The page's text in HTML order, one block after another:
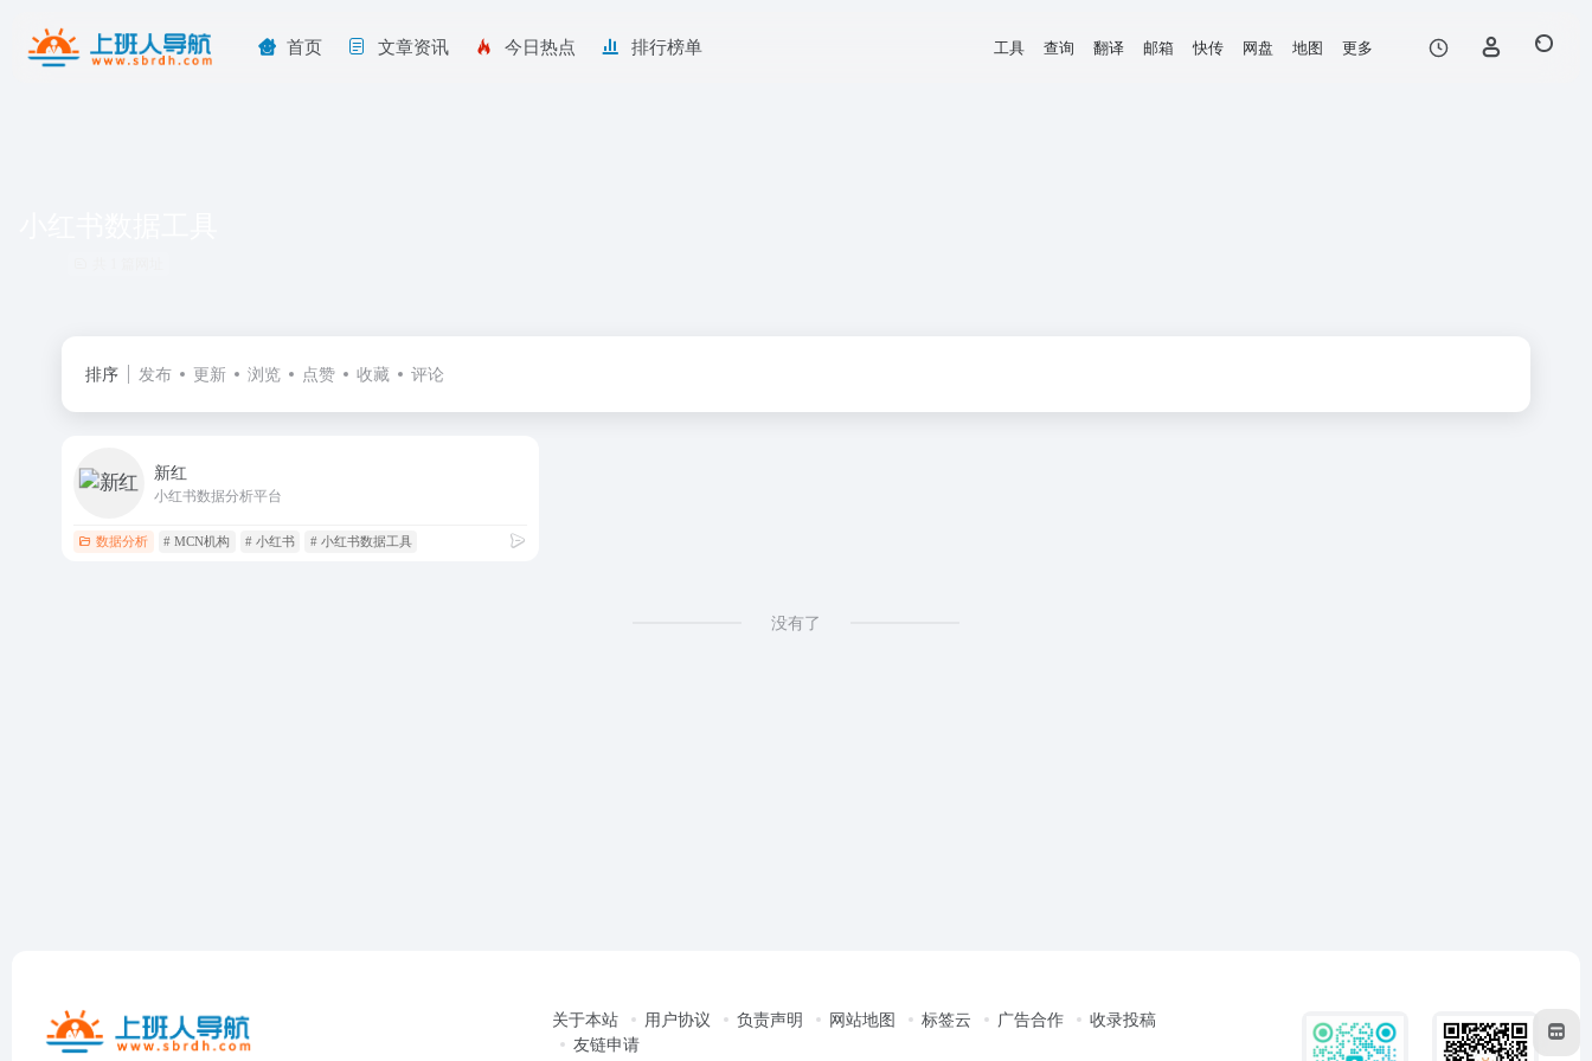
首页 文章资讯 今日热点 排行榜单 工具 查询 翻译 邮箱 快传 网盘 地图 更多
排序 发布 更新 浏览 点赞 收藏 评论
新红
小红书数据分析平台
数据分析 # MCN机构 # 小红书 # 小红书数据工具
没有了
关于本站 用户协议 负责声明 网站地图 标签云 广告合作
收录投稿
友链申请